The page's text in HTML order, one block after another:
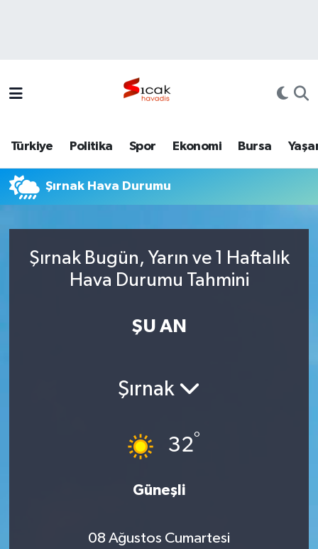
Türkiye Politika Spor Ekonomi Bursa
Şırnak Hava Durumu
Şırnak Bugün, Yarın ve 1 Haftalık
Hava Durumu Tahmini
ŞU AN
Şırnak
32°
Güneşli
08 Ağustos Cumartesi
Türkiye
Haber Arşivi